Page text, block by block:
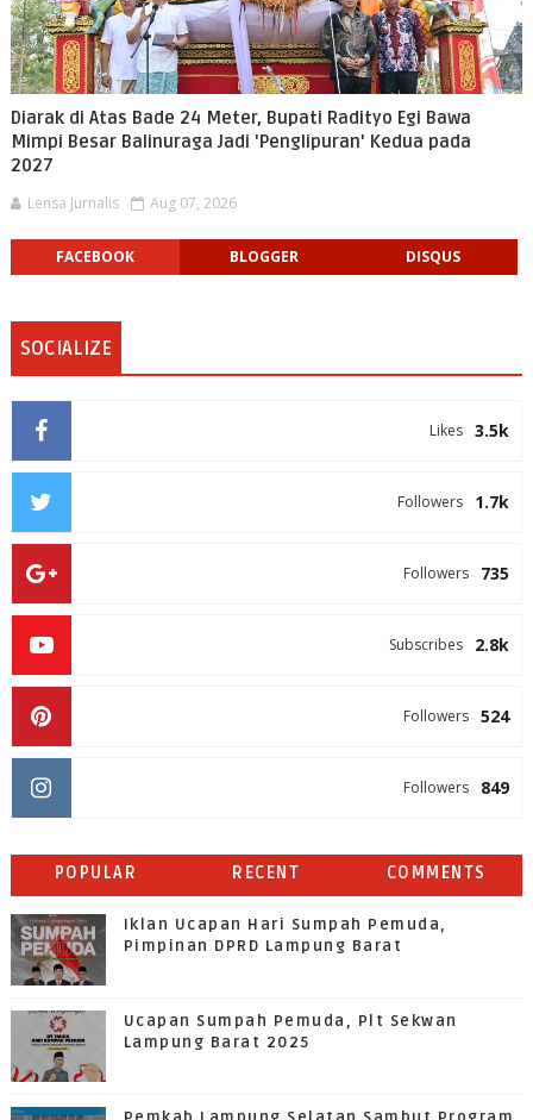
Diarak di Atas Bade 24 Meter, Bupati Radityo Egi Bawa
Mimpi Besar Balinuraga Jadi 'Penglipuran' Kedua pada
2027
Lensa Jurnalis Aug 07, 2026
FACEBOOK BLOGGER DISQUS
SOCIALIZE
3.5k
Likes
1.7k
Followers
735
Followers
2.8k
Subscribes
524
Followers
849
Followers
POPULAR RECENT COMMENTS
Iklan Ucapan Hari Sumpah Pemuda,
Pimpinan DPRD Lampung Barat
Ucapan Sumpah Pemuda, Plt Sekwan
Lampung Barat 2025